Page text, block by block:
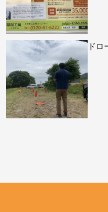
ドロ